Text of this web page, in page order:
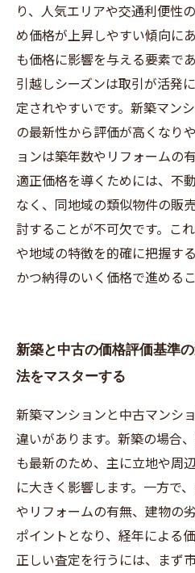
り、人気エリアや交通利便性
め価格が上昇しやすい傾向に
も価格に影響を与える要素で
引越しシーズンは取引が活発
定されやすいです。新築マン
の最新性から評価が高くなり
ョンは築年数やリフォームの
適正価格を導くためには、不
なく、同地域の類似物件の販
討することが不可欠です。こ
や地域の特徴を的確に把握す
かつ納得のいく価格で進める
新築と中古の価格評価基準
法をマスターする
新築マンションと中古マンシ
違いがあります。新築の場合
も最新のため、主に立地や周
に大きく影響します。一方で
やリフォームの有無、建物の
ポイントとなり、経年による
正しい査定を行うには、まず